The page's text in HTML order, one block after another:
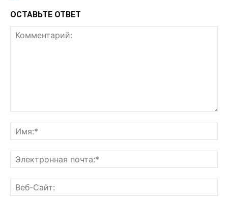
ОСТАВЬТЕ ОТВЕТ